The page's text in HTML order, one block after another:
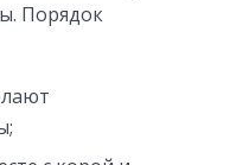
Порядок